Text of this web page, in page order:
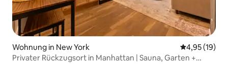
Wohnung in New York
4,95 (19)
Privater Rückzugsort in Manhattan | Sauna, Garten +